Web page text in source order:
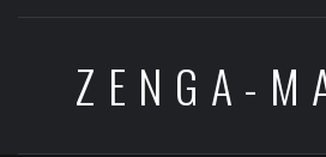
ZENGA-